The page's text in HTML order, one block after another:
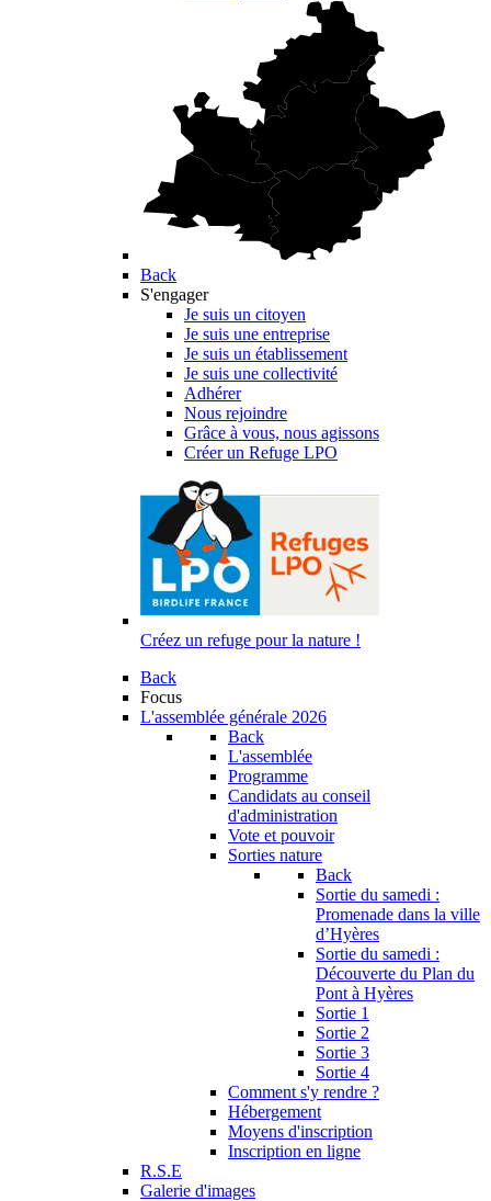
Back
S'engager
Je suis un citoyen
Je suis une entreprise
Je suis un établissement
Je suis une collectivité
Adhérer
Nous rejoindre
Grâce à vous, nous agissons
Créer un Refuge LPO
Créez un refuge pour la nature !
Back
Focus
L'assemblée générale 2026
Back
L'assemblée
Programme
Candidats au conseil
d'administration
Vote et pouvoir
Sorties nature
Back
Sortie du samedi :
Promenade dans la ville
d’Hyères
Sortie du samedi :
Découverte du Plan du
Pont à Hyères
Sortie 1
Sortie 2
Sortie 3
Sortie 4
Comment s'y rendre ?
Hébergement
Moyens d'inscription
Inscription en ligne
R.S.E
Galerie d'images